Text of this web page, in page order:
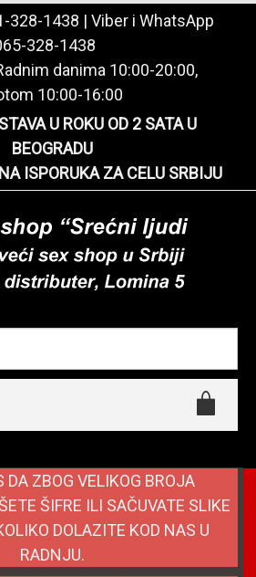
328-1438 | Viber i WhatsApp
328-1438
danima 10:00-20:00,
10:00-16:00
U ROKU OD 2 SATA U
BEOGRADU
ISPORUKA ZA CELU SRBIJU
DA ZBOG VELIKOG BROJA
ŠIFRE ILI SAČUVATE SLIKE
DOLAZITE KOD NAS U
RADNJU.